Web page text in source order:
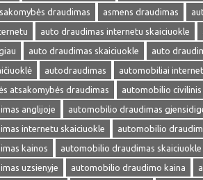
draudimas
asmens draudimas
auto draudimas internetu skaiciuokle
auto draudimas skaiciuokle auto
autodraudimas
automobiliai
atsakomybės draudimas
automobilio
anglijoje
automobilio draudimas
internetu skaiciuokle
automobilio
kainos
automobilio draudimas skaiciuokle
uzsienyje
automobilio draudimo kaina